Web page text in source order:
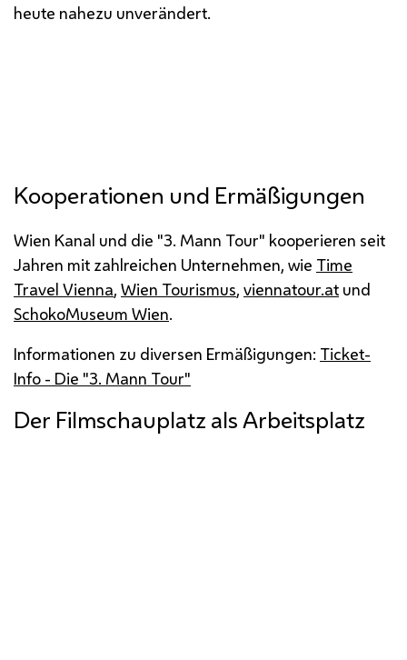
heute nahezu unverändert.
Kooperationen und Ermäßigungen
Wien Kanal und die "3. Mann Tour" kooperieren seit
Jahren mit zahlreichen Unternehmen, wie Time
Travel Vienna, Wien Tourismus, viennatour.at und
SchokoMuseum Wien.
Informationen zu diversen Ermäßigungen: Ticket-
Info - Die "3. Mann Tour"
Der Filmschauplatz als Arbeitsplatz